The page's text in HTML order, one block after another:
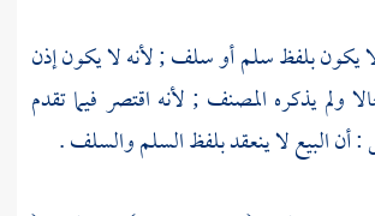
يكون بلفظ سلم أو سلف ; لأنه لا يكون إذن
ولم يذكره المصنف ; لأنه اقتصر فيما تقدم
البيع لا ينعقد بلفظ السلم والسلف .